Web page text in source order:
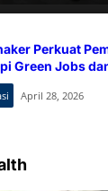
Perkuat
Green Jobs
April 28, 2026